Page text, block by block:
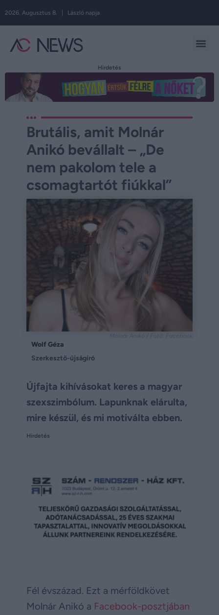
2026. Augusztus 8. | László napja
Hirdetés
Brutális, amit Molnár
Anikó bevállalt – „De
nem pakolom tele a
csomagtartót fiúkkal”
Wolf Géza
Szerkesztő-újságíró
Újfajta kihívásokat keres a magyar
szexszimbólum. Lapunknak elárulta,
mire készül, és mi motiválta ebben.
Hirdetés
Fél évszázad. Ezt a mérföldkövet
Molnár Anikó a Facebook-posztjában